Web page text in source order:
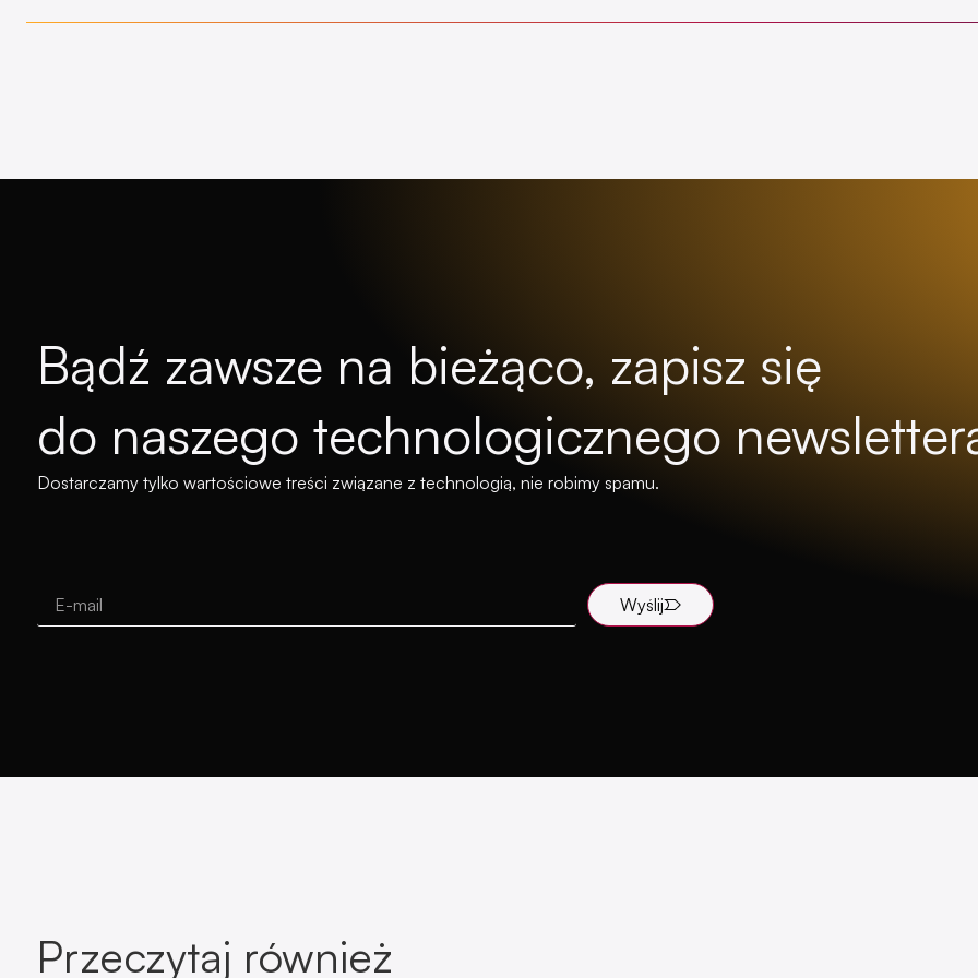
Bądź zawsze na bieżąco, zapisz się
do naszego technologicznego
Dostarczamy tylko wartościowe treści związane z technologią, nie robimy spamu.
Wyślij
Przeczytaj również